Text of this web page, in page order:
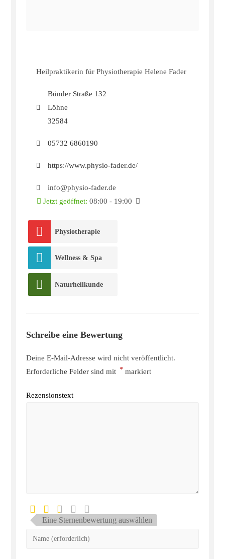
Heilpraktikerin für Physiotherapie Helene Fader
Bünder Straße 132
Löhne
32584
05732 6860190
https://www.physio-fader.de/
info@physio-fader.de
Jetzt geöffnet: 08:00 - 19:00
Physiotherapie
Wellness & Spa
Naturheilkunde
Schreibe eine Bewertung
Deine E-Mail-Adresse wird nicht veröffentlicht.
Erforderliche Felder sind mit * markiert
Rezensionstext
Eine Sternenbewertung auswählen